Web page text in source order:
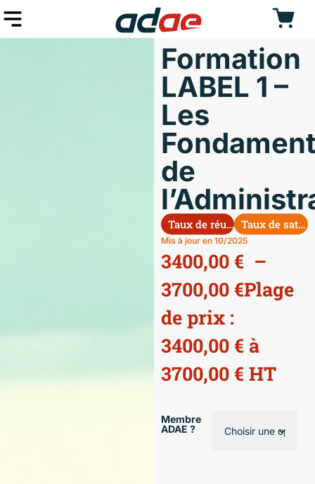
Formation
LABEL 1 –
Les
de
Taux de réussite 2025 : 100% Taux de satisfaction 2025 : 100%
Mis à jour en 10/2025
3400,00 € –
3700,00 €Plage
de prix :
3400,00 € à
3700,00 € HT
Membre
ADAE ?